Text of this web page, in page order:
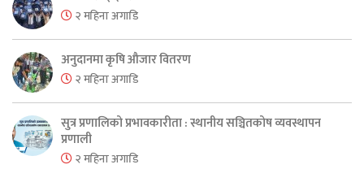
२ महिना अगाडि
अनुदानमा कृषि औजार वितरण
२ महिना अगाडि
सुत्र प्रणालिको प्रभावकारीता : स्थानीय सञ्चितकोष व्यवस्थापन
प्रणाली
२ महिना अगाडि